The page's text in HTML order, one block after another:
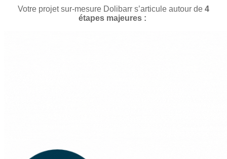
Votre projet sur-mesure Dolibarr s’articule autour de 4
étapes majeures :